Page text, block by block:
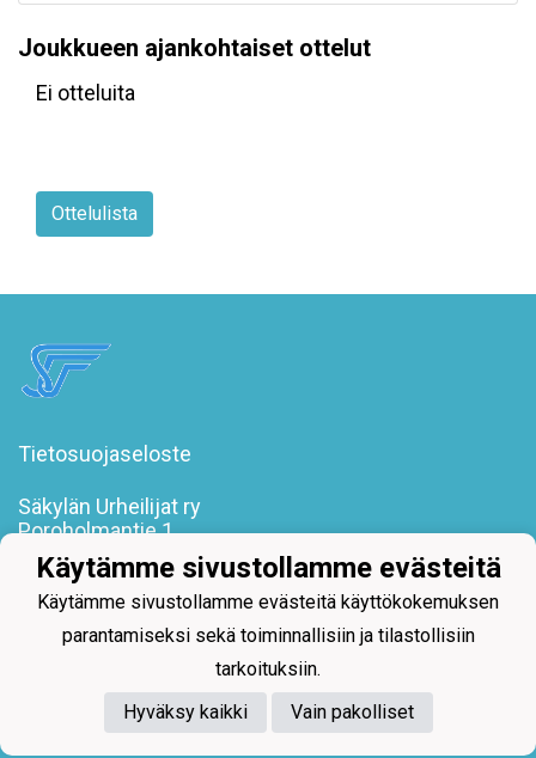
Joukkueen ajankohtaiset ottelut
Ei otteluita
Ottelulista
Tietosuojaseloste
Säkylän Urheilijat ry
Poroholmantie 1
27800 Säkylä
toimisto@sakylanurheilijat.fi
Powered by
Käytämme sivustollamme evästeitä
Käytämme sivustollamme evästeitä käyttökokemuksen
parantamiseksi sekä toiminnallisiin ja tilastollisiin
tarkoituksiin.
Hyväksy kaikki
Vain pakolliset